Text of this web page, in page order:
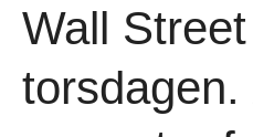
Wall